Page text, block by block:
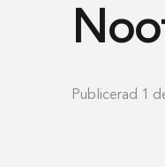
Publicerad 1